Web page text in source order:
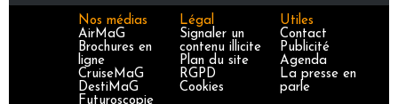
Nos médias
AirMaG
Brochures en
ligne
CruiseMaG
DestiMaG
Futuroscopie
Légal
Signaler un
contenu illicite
Plan du site
RGPD
Cookies
Utiles
Contact
Publicité
Agenda
La presse en
parle